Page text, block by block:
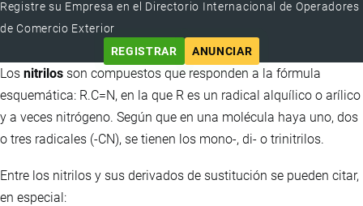
Registre su Empresa en el Directorio Internacional de Operadores
de Comercio Exterior
REGISTRAR
ANUNCIAR
Los nitrilos son compuestos que responden a la fórmula
esquemática: R.C=N, en la que R es un radical alquílico o arílico
y a veces nitrógeno. Según que en una molécula haya uno, dos
o tres radicales (-CN), se tienen los mono-, di- o trinitrilos.
Entre los nitrilos y sus derivados de sustitución se pueden citar,
en especial: